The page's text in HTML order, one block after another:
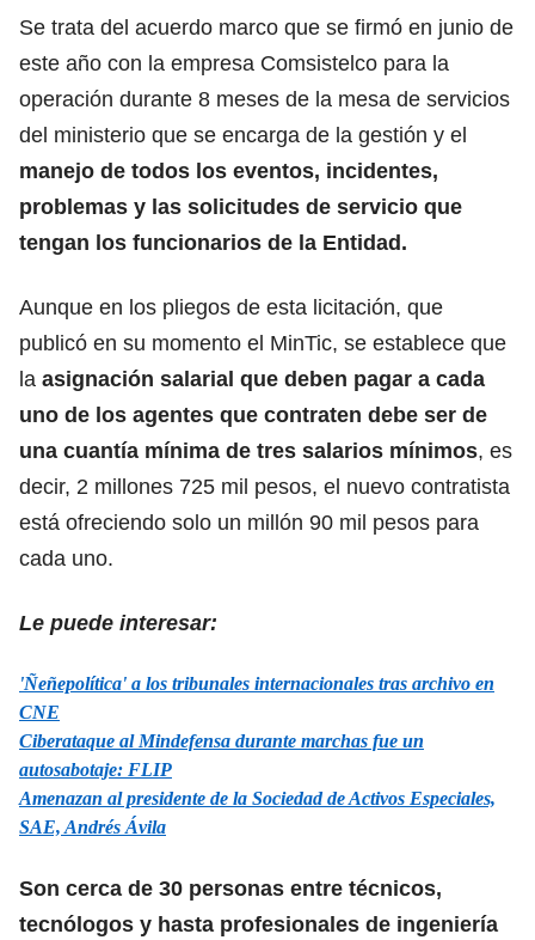
Se trata del acuerdo marco que se firmó en junio de
este año con la empresa Comsistelco para la
operación durante 8 meses de la mesa de servicios
del ministerio que se encarga de la gestión y el
manejo de todos los eventos, incidentes,
problemas y las solicitudes de servicio que
tengan los funcionarios de la Entidad.
Aunque en los pliegos de esta licitación, que
publicó en su momento el MinTic, se establece que
la asignación salarial que deben pagar a cada
uno de los agentes que contraten debe ser de
una cuantía mínima de tres salarios mínimos, es
decir, 2 millones 725 mil pesos, el nuevo contratista
está ofreciendo solo un millón 90 mil pesos para
cada uno.
Le puede interesar:
'Ñeñepolítica' a los tribunales internacionales tras archivo en
CNE
Ciberataque al Mindefensa durante marchas fue un
autosabotaje: FLIP
Amenazan al presidente de la Sociedad de Activos Especiales,
SAE, Andrés Ávila
Son cerca de 30 personas entre técnicos,
tecnólogos y hasta profesionales de ingeniería